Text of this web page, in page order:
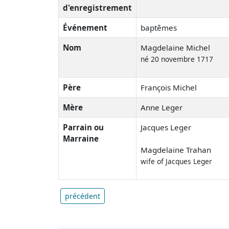
d'enregistrement
Événement
baptêmes
Nom
Magdelaine Michel
né 20 novembre 1717
Père
François Michel
Mère
Anne Leger
Parrain ou
Marraine
Jacques Leger
Magdelaine Trahan
wife of Jacques Leger
précédent